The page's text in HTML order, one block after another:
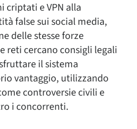
criptati e VPN alla
false sui social media,
delle stesse forze
reti cercano consigli legali
il sistema
vantaggio, utilizzando
controversie civili e
i concorrenti.